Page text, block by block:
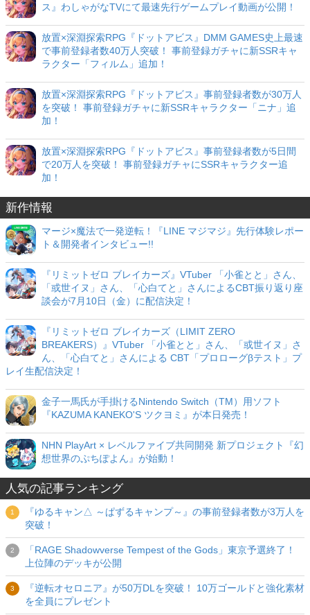
ス』わしゃがなTVにて最速先行ゲームプレイ動画が公開！
放置×深淵探索RPG『ドットアビス』DMM GAMES史上最速
で事前登録者数40万人突破！ 事前登録ガチャに新SSRキャ
ラクター「フィルム」追加！
放置×深淵探索RPG『ドットアビス』事前登録者数が30万人
を突破！ 事前登録ガチャに新SSRキャラクター「ニナ」追
加！
放置×深淵探索RPG『ドットアビス』事前登録者数が5日間
で20万人を突破！ 事前登録ガチャにSSRキャラクター追
加！
新作情報
マージ×魔法で一発逆転！『LINE マジマジ』先行体験レポー
ト＆開発者インタビュー!!
『リミットゼロ ブレイカーズ』VTuber 「小雀とと」さん、
「或世イヌ」さん、「心白てと」さんによるCBT振り返り座
談会が7月10日（金）に配信決定！
『リミットゼロ ブレイカーズ（LIMIT ZERO
BREAKERS）』VTuber 「小雀とと」さん、「或世イヌ」さ
ん、「心白てと」さんによる CBT「プロローグβテスト」プ
レイ生配信決定！
金子一馬氏が手掛けるNintendo Switch（TM）用ソフト
『KAZUMA KANEKO'S ツクヨミ』が本日発売！
NHN PlayArt × レベルファイブ共同開発 新プロジェクト『幻
想世界のぷちぽよん』が始動！
人気の記事ランキング
『ゆるキャン△ ～ぱずるキャンプ～』の事前登録者数が3万人を
突破！
「RAGE Shadowverse Tempest of the Gods」東京予選終了！
上位陣のデッキが公開
『逆転オセロニア』が50万DLを突破！ 10万ゴールドと強化素材
を全員にプレゼント